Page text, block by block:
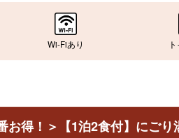
Wi-Fiあり
お得！＞【1泊2食付】にご